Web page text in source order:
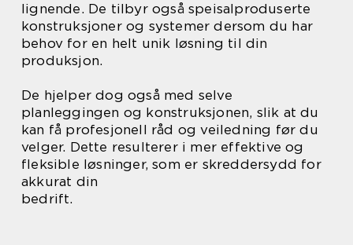
lignende. De tilbyr også speisalproduserte
konstruksjoner og systemer dersom du har
behov for en helt unik løsning til din
produksjon.
De hjelper dog også med selve
planleggingen og konstruksjonen, slik at du
kan få profesjonell råd og veiledning før du
velger. Dette resulterer i mer effektive og
fleksible løsninger, som er skreddersydd for
akkurat din
bedrift.